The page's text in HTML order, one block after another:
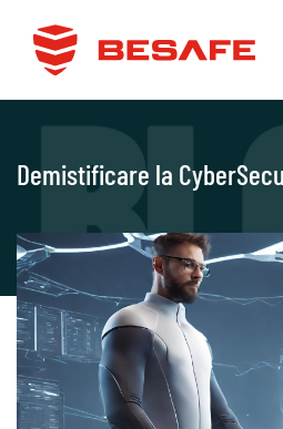
contenuti
Demistificare la